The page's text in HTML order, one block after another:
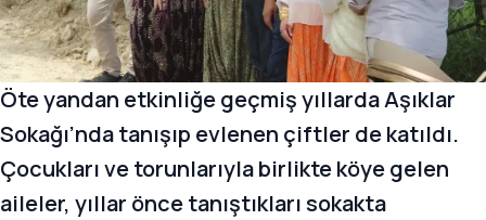
Öte yandan etkinliğe geçmiş yıllarda Aşıklar
Sokağı’nda tanışıp evlenen çiftler de katıldı.
Çocukları ve torunlarıyla birlikte köye gelen
aileler, yıllar önce tanıştıkları sokakta